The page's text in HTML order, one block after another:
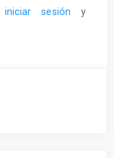
iniciar sesión y